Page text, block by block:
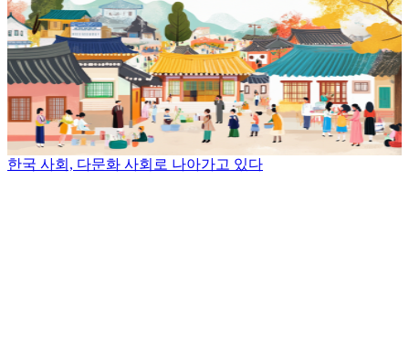
한국 사회, 다문화 사회로 나아가고 있다